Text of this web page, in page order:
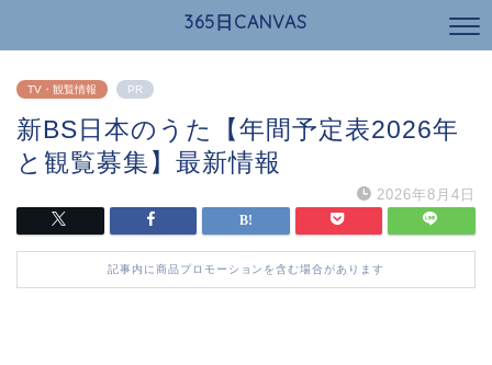
365日CANVAS
TV・観覧情報 PR
新BS日本のうた【年間予定表2026年
と観覧募集】最新情報
2026年8月4日
記事内に商品プロモーションを含む場合があります